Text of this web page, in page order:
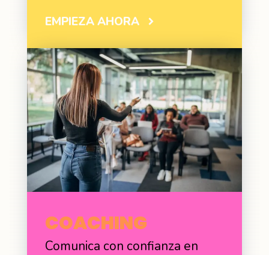
EMPIEZA AHORA
COACHING
Comunica con confianza en